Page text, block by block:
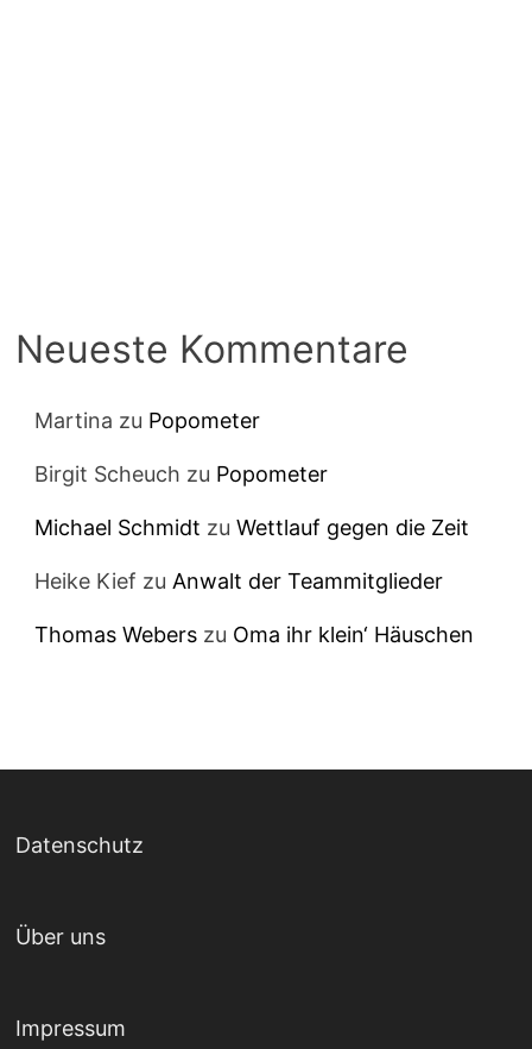
Neueste Kommentare
Martina zu Popometer
Birgit Scheuch zu Popometer
Michael Schmidt zuWettlauf gegen die Zeit
Heike Kief zu Anwalt der Teammitglieder
Thomas Webers zu Oma ihr klein‘ Häuschen
Datenschutz
Über uns
Impressum